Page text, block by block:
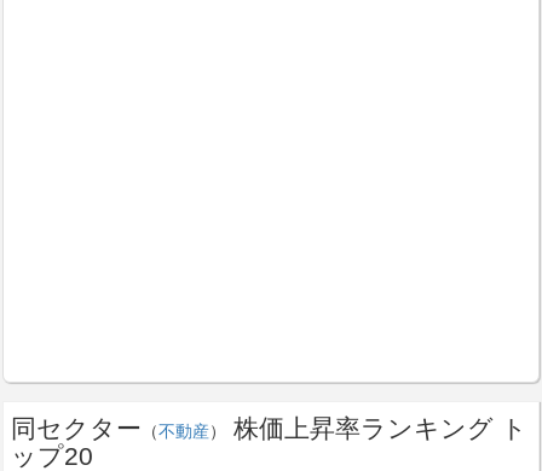
同セクター （不動産）
株価上昇率ランキング ト
ップ20